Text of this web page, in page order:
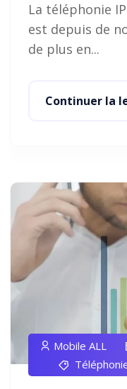
La téléphonie
est depuis de
de plus en...
Continuer la
Mobile ALL